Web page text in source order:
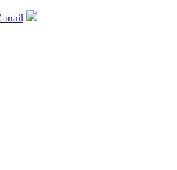
mail